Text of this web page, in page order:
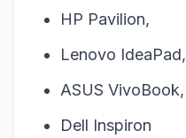
HP Pavilion,
Lenovo IdeaPad,
ASUS VivoBook,
Dell Inspiron